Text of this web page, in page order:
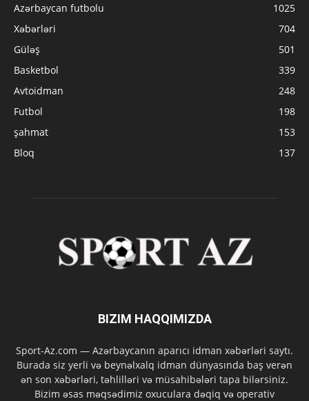
Azərbaycan futbolu
1025
Xəbərləri
704
Güləş
501
Basketbol
339
Avtoidman
248
Futbol
198
şahmat
153
Bloq
137
BIZIM HAQQIMIZDA
Sport-Az.com — Azərbaycanın aparıcı idman xəbərləri saytı.
Burada siz yerli və beynəlxalq idman dünyasında baş verən
ən son xəbərləri, təhlilləri və müsahibələri tapa bilərsiniz.
Bizim əsas məqsədimiz oxuculara dəqiq və operativ